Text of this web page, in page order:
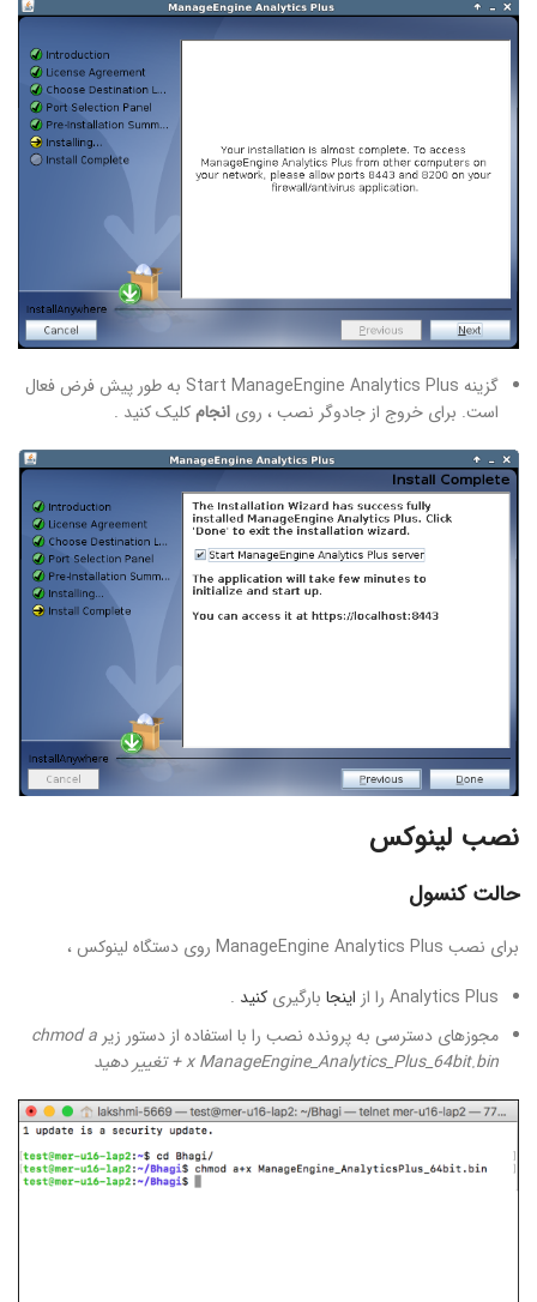
گزینه Start ManageEngine Analytics Plus به طور پیش فرض فعال
است. برای خروج از جادوگر نصب ، روی انجامکلیک کنید .
نصب لینوکس
حالت کنسول
برای نصب ManageEngine Analytics Plus روی دستگاه لینوکس ،
Analytics Plus را از
اینجا بارگیری کنید .
مجوزهای دسترسی به پرونده نصب را با استفاده از دستور زیر chmod a
+ x ManageEngine_Analytics_Plus_64bit.bin تغییر دهید